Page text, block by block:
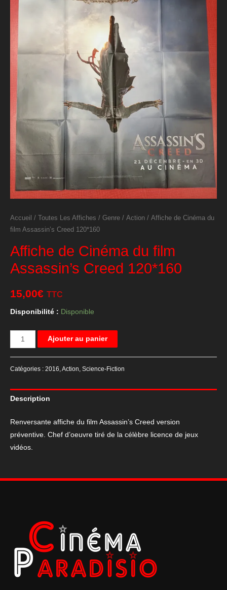
Accueil / Toutes Les Affiches / Genre / Action / Affiche de Cinéma du
film Assassin’s Creed 120*160
Affiche de Cinéma du film
Assassin’s Creed 120*160
15,00€ TTC
Disponibilité : Disponible
quantité
de
Cinéma
du
Assassin's
Creed
120*160
Ajouter au panier
Catégories : 2016,Action, Science-Fiction
Description
Renversante affiche du film Assassin’s Creed version
préventive. Chef d’oeuvre tiré de la célèbre licence de jeux
vidéos.